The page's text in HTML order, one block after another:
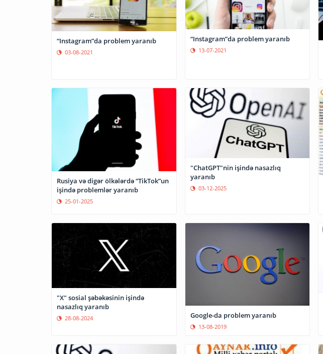
“Instagram”da problem yaranıb
03-08-2021
“Instagram”da problem yaranıb
13-07-2021
Rusiya və digər ölkələrdə “TikTok”un
işində problemlər yaranıb
25-01-2025
"ChatGPT"nin işində nasazlıq
yaranıb
03-12-2025
"X" sosial şəbəkəsinin işində
nasazlıq yaranıb
28-08-2024 Google-da problem yaranıb
13-08-2019